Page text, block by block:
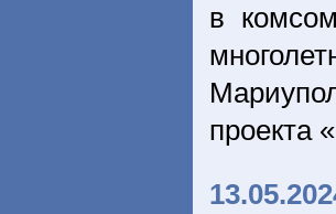
в
проекта